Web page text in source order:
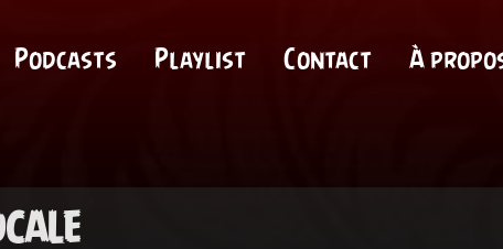
Podcasts Playlist Contact À